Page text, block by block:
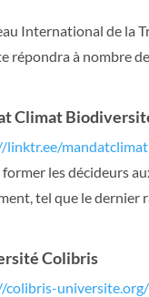
International de la
répondra à nombre
Climat
linktr.ee/
les décideurs
tel que le dernier
Colibris
colibris-